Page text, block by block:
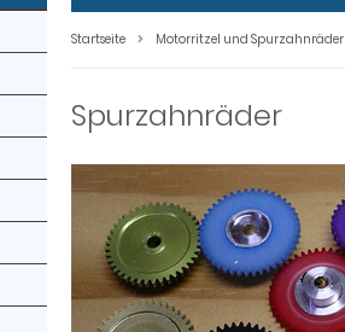
Startseite Motorritzel und Spurzahnräder
Spurzahnräder